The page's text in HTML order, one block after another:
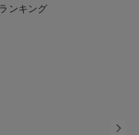
何枚あっても嬉しい
ンキング